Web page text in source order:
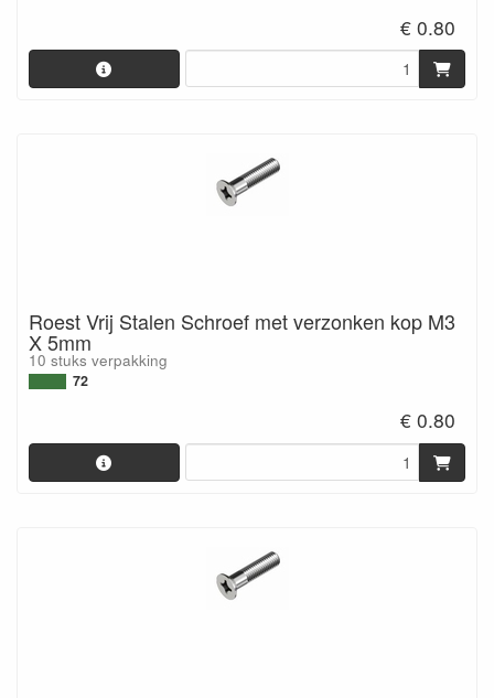
€ 0.80
Roest Vrij Stalen Schroef met verzonken kop M3
X 5mm
10 stuks verpakking
72
€ 0.80